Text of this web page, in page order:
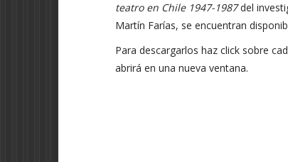
teatro en Chile 1947-1987del
Martín Farías, se encuentran
Para descargarlos haz click sobre
abrirá en una nueva ventana.